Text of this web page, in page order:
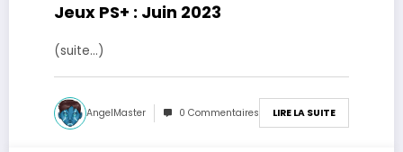
Jeux PS+ : Juin 2023
(suite…)
AngelMaster 0 Commentaires LIRE LA SUITE